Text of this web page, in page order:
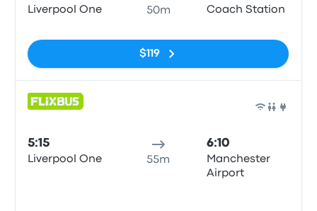
Liverpool One 50m
Coach Station
$119
5:15
Liverpool One 55m
6:10
Manchester
Airport